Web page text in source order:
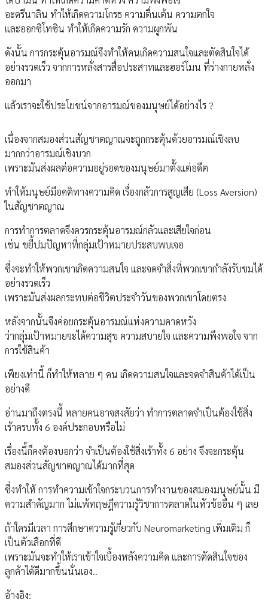
อะดรีนาลิน ทำให้เกิดความโกรธ ความตื่นเต้น ความตกใจ
และออกซิโทซิน ทำให้เกิดความรัก ความผูกพัน
ดังนั้น การกระตุ้นอารมณ์จึงทำให้คนเกิดความสนใจและตัดสินใจได้
อย่างรวดเร็ว จากการหลั่งสารสื่อประสาทและฮอร์โมน ที่ร่างกายหลั่ง
ออกมา
แล้วเราจะใช้ประโยชน์จากอารมณ์ของมนุษย์ได้อย่างไร ?
เนื่องจากสมองส่วนสัญชาตญาณจะถูกกระตุ้นด้วยอารมณ์เชิงลบ
มากกว่าอารมณ์เชิงบวก
เพราะมันส่งผลต่อความอยู่รอดของมนุษย์มาตั้งแต่อดีต
ทำให้มนุษย์มีอคติทางความคิด เรื่องกลัวการสูญเสีย (Loss Aversion)
ในสัญชาตญาณ
การทำการตลาดจึงควรกระตุ้นอารมณ์กลัวและเสียใจก่อน
เช่น ขยี้ปมปัญหาที่กลุ่มเป้าหมายประสบพบเจอ
ซึ่งจะทำให้พวกเขาเกิดความสนใจ และจดจำสิ่งที่พวกเขากำลังรับชมได้
อย่างรวดเร็ว
เพราะมันส่งผลกระทบต่อชีวิตประจำวันของพวกเขาโดยตรง
หลังจากนั้นจึงค่อยกระตุ้นอารมณ์แห่งความคาดหวัง
ว่ากลุ่มเป้าหมายจะได้ความสุข ความสบายใจ และความพึงพอใจ จาก
การใช้สินค้า
เพียงเท่านี้ ก็ทำให้หลาย ๆ คน เกิดความสนใจและจดจำสินค้าได้เป็น
อย่างดี
อ่านมาถึงตรงนี้ หลายคนอาจสงสัยว่า ทำการตลาดจำเป็นต้องใช้สิ่ง
เร้าครบทั้ง 6 องค์ประกอบหรือไม่
เรื่องนี้ก็คงต้องบอกว่า จำเป็นต้องใช้สิ่งเร้าทั้ง 6 อย่าง จึงจะกระตุ้น
สมองส่วนสัญชาตญาณได้มากที่สุด
ซึ่งทำให้ การทำความเข้าใจกระบวนการทำงานของสมองมนุษย์นั้น มี
ความสำคัญมาก ไม่แพ้ทฤษฎีความรู้วิชาการตลาดในหัวข้ออื่น ๆ เลย
ถ้าใครมีเวลา การศึกษาความรู้เกี่ยวกับ Neuromarketing เพิ่มเติม ก็
เป็นตัวเลือกที่ดี
เพราะมันจะทำให้เราเข้าใจเบื้องหลังความคิด และการตัดสินใจของ
ลูกค้าได้ดีมากขึ้นนั่นเอง..
อ้างอิง: